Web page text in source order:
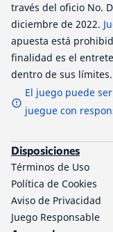
través del oficio No.
diciembre de 2022.
apuesta está
finalidad es el
dentro de sus límites.
El juego puede
juegue con
Disposiciones
Términos de Uso
Política de Cookies
Aviso de Privacidad
Juego Responsable